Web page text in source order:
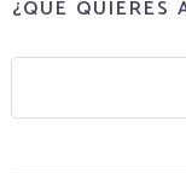
¿QUÉ QUIERES